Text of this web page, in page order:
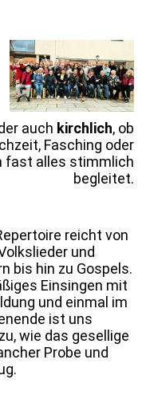
auch kirchlich, ob
Fasching oder
fast alles stimmlich
begleitet.
reicht von
und
bis hin zu Gospels.
Einsingen mit
und einmal im
ist uns
wie das gesellige
Probe und